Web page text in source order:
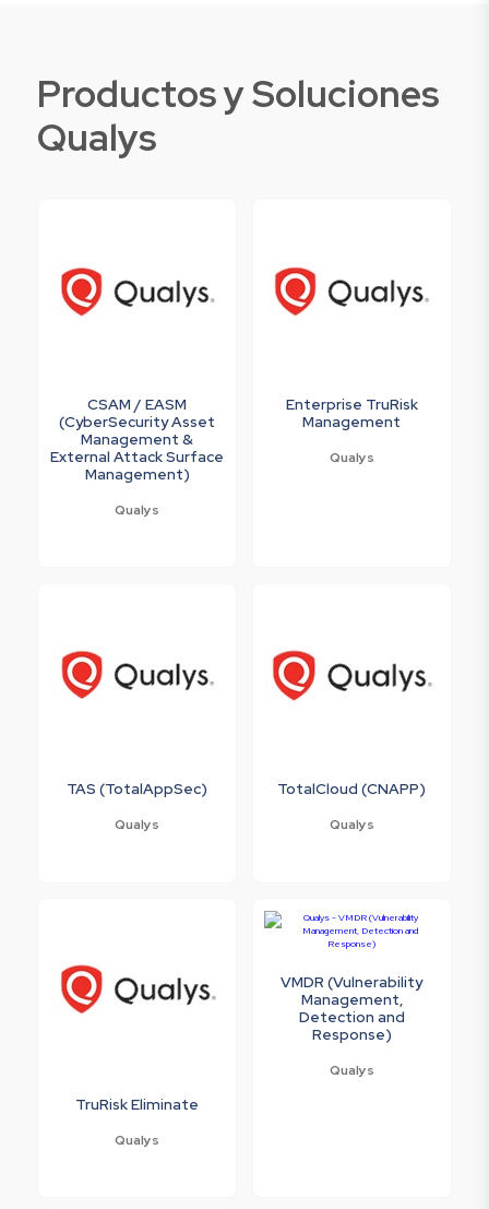
Productos y Soluciones
Qualys
CSAM / EASM
(CyberSecurity Asset
Management &
External Attack Surface
Management)
Qualys
Enterprise TruRisk
Management
Qualys
TAS (TotalAppSec)
Qualys
TotalCloud (CNAPP)
Qualys
TruRisk Eliminate
Qualys
VMDR (Vulnerability
Management,
Detection and
Response)
Qualys